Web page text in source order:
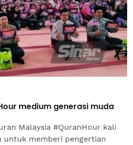
medium generasi muda
Malaysia #QuranHour kali
untuk memberi pengertian